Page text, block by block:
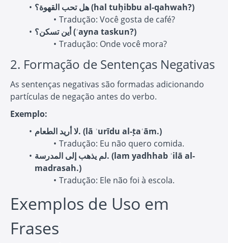
هل تحب القهوة؟ (hal tuḥibbu al-qahwah?)
Tradução: Você gosta de café?
أين تسكن؟ (ʾayna taskun?)
Tradução: Onde você mora?
2. Formação de Sentenças Negativas
As sentenças negativas são formadas adicionando
partículas de negação antes do verbo.
Exemplo:
لا أريد الطعام. (lā ʾurīdu al-ṭaʿām.)
Tradução: Eu não quero comida.
لم يذهب إلى المدرسة. (lam yadhhab ʾilā al-
madrasah.)
Tradução: Ele não foi à escola.
Exemplos de Uso em
Frases